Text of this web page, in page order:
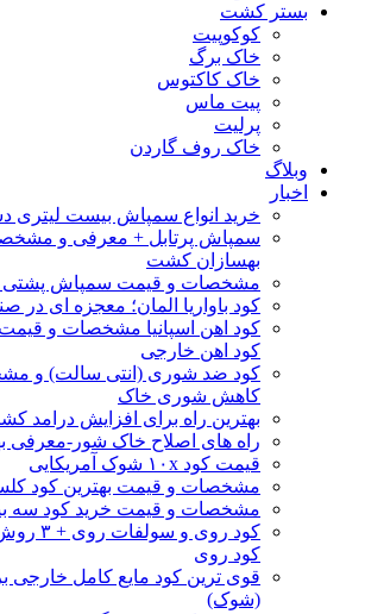
بستر کشت
کوکوپیت
خاک برگ
خاک کاکتوس
پیت ماس
پرلیت
خاک روف گاردن
وبلاگ
اخبار
خرید انواع سمپاش بیست لیتری
سمپاش پرتابل + معرفی و
بهسازان کشت
مشخصات و قیمت سمپاش پشتی
کود باواریا المان؛ معجزه ای
کود اهن خارجی
کاهش شوری خاک
بهترین راه برای افزایش درامد
راه های اصلاح خاک شور-معرفی
قیمت کود ۱۰x شوک آمریکایی
مشخصات و قیمت بهترین کود
مشخصات و قیمت خرید کود سه
کود روی
کود روی
قوی ترین کود مایع کامل خارجی
(شوک)